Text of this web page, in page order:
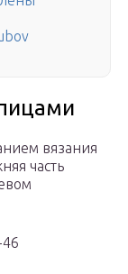
вязания
часть